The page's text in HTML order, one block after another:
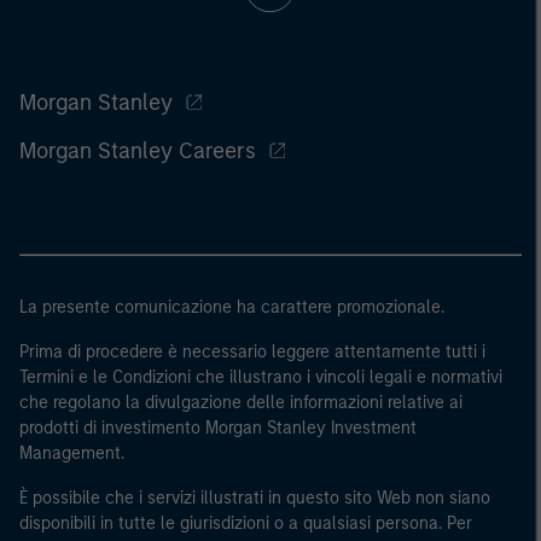
Morgan Stanley
Morgan Stanley Careers
La presente comunicazione ha carattere promozionale.
Prima di procedere è necessario leggere attentamente tutti i
Termini e le Condizioni che illustrano i vincoli legali e normativi
che regolano la divulgazione delle informazioni relative ai
prodotti di investimento Morgan Stanley Investment
Management.
È possibile che i servizi illustrati in questo sito Web non siano
disponibili in tutte le giurisdizioni o a qualsiasi persona. Per